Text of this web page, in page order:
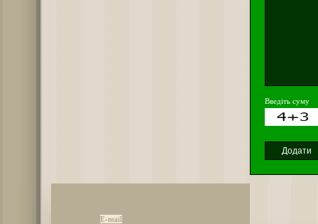
Введіть суму
E-mail